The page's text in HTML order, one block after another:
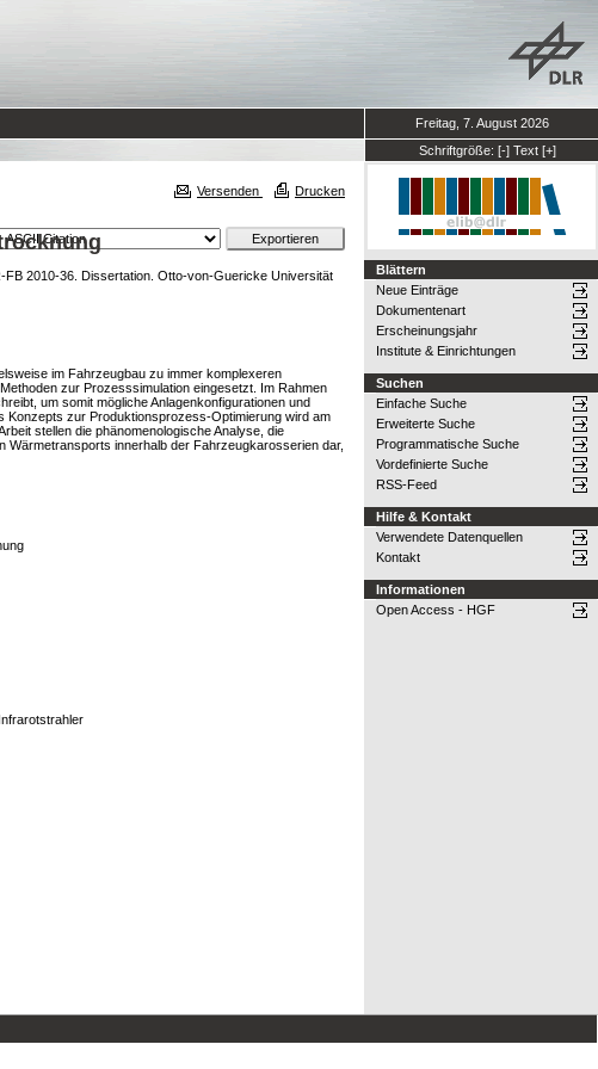
Freitag, 7. August 2026
Schriftgröße: [-] Text [+]
Versenden Drucken
2010-36. Dissertation. Otto-von-Guericke Universität
im Fahrzeugbau zu immer komplexeren
zur Prozesssimulation eingesetzt. Im Rahmen
um somit mögliche Anlagenkonfigurationen und
Konzepts zur Produktionsprozess-Optimierung wird am
stellen die phänomenologische Analyse, die
Wärmetransports innerhalb der Fahrzeugkarosserien dar,
Blättern
Neue Einträge
Dokumentenart
Erscheinungsjahr
Institute & Einrichtungen
Suchen
Einfache Suche
Erweiterte Suche
Programmatische Suche
Vordefinierte Suche
RSS-Feed
Hilfe & Kontakt
Verwendete Datenquellen
Kontakt
Informationen
Open Access - HGF